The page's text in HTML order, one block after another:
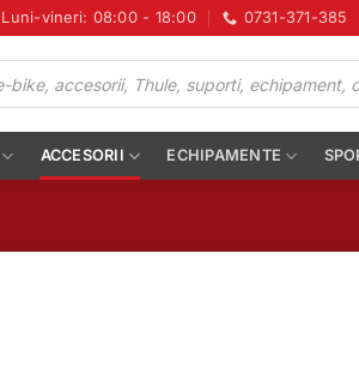
Luni-vineri: 08:00 - 18:00 0731-371-385
ACCESORII ECHIPAMENTE